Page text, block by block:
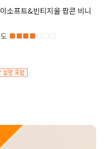
소프트&빈티지울 팝콘 비니
■■■■□□□